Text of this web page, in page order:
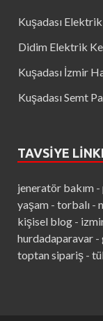
Kuşadası
Didim Elektrik
Kuşadası İzmir
Kuşadası Semt
TAVSIYE
jeneratör bakım -
yaşam - torbalı -
kişisel blog -
hurdadaparavar -
toptan sipariş -